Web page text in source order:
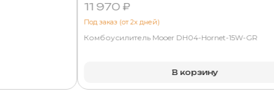
11 970 ₽
Под заказ (от 2х дней)
Комбоусилитель Mooer DH04-Hornet-15W-GR
В корзину